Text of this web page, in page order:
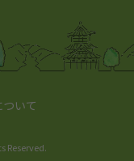
いて
Reserved.